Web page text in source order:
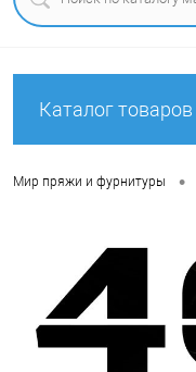
Каталог товаров
Мир пряжи и фурнитуры •